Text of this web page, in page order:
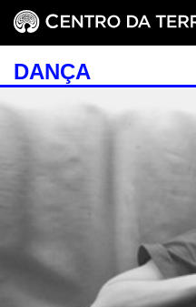
DANÇA